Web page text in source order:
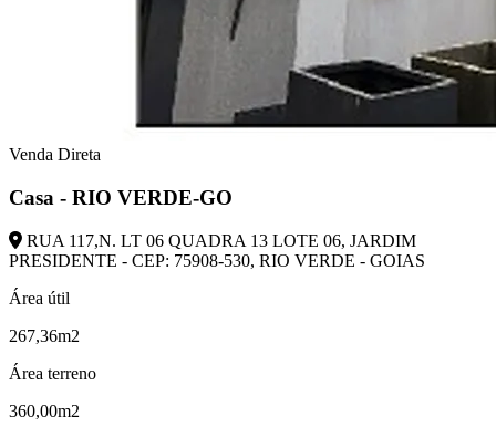
Venda Direta
Casa - RIO VERDE-GO
RUA 117,N. LT 06 QUADRA 13 LOTE 06, JARDIM
PRESIDENTE - CEP: 75908-530, RIO VERDE - GOIAS
Área útil
267,36m2
Área terreno
360,00m2